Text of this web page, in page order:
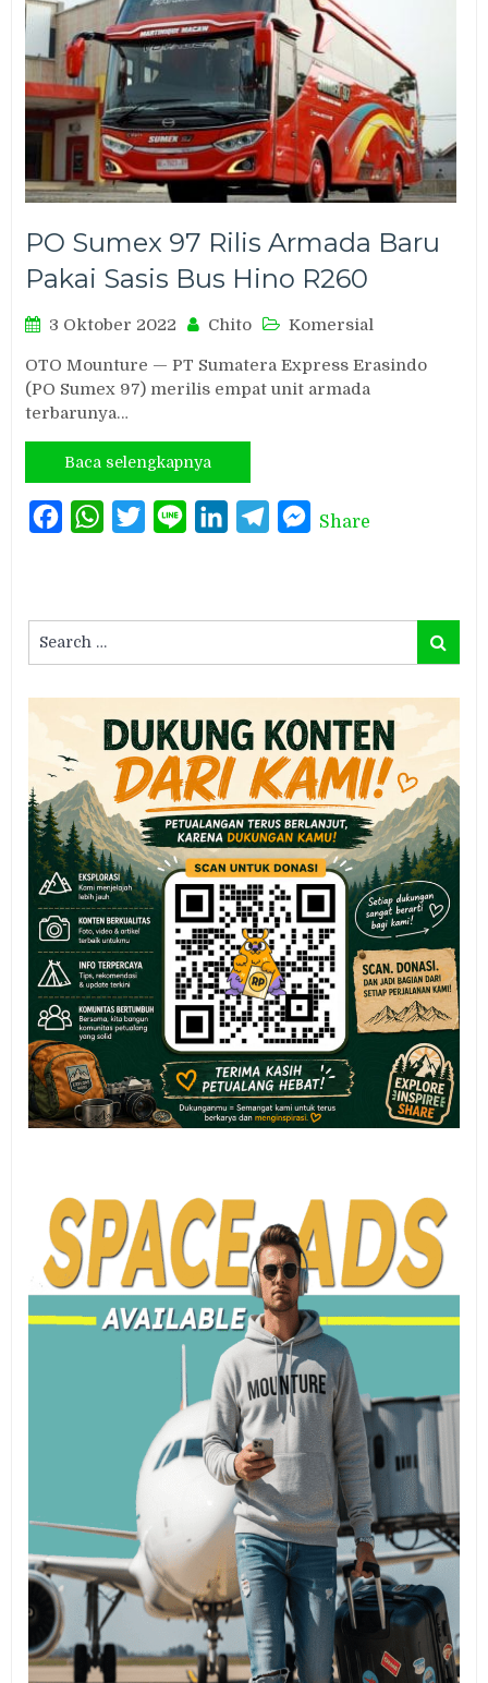
PO Sumex 97 Rilis Armada Baru
Pakai Sasis Bus Hino R260
3 Oktober 2022 Chito Komersial
OTO Mounture — PT Sumatera Express Erasindo
(PO Sumex 97) merilis empat unit armada
terbarunya…
Baca selengkapnya
FacebookWhatsAppTwitterLine LinkedInTelegramMessenger
Share
for:
Search